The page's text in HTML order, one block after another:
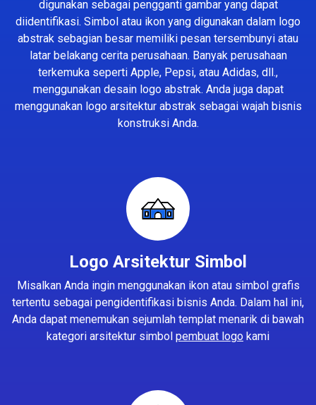
digunakan sebagai pengganti gambar yang dapat
diidentifikasi. Simbol atau ikon yang digunakan dalam logo
abstrak sebagian besar memiliki pesan tersembunyi atau
latar belakang cerita perusahaan. Banyak perusahaan
terkemuka seperti Apple, Pepsi, atau Adidas, dll.,
menggunakan desain logo abstrak. Anda juga dapat
menggunakan logo arsitektur abstrak sebagai wajah bisnis
konstruksi Anda.
Logo Arsitektur Simbol
Misalkan Anda ingin menggunakan ikon atau simbol grafis
tertentu sebagai pengidentifikasi bisnis Anda. Dalam hal ini,
Anda dapat menemukan sejumlah templat menarik di bawah
kategori arsitektur simbol pembuat logo kami